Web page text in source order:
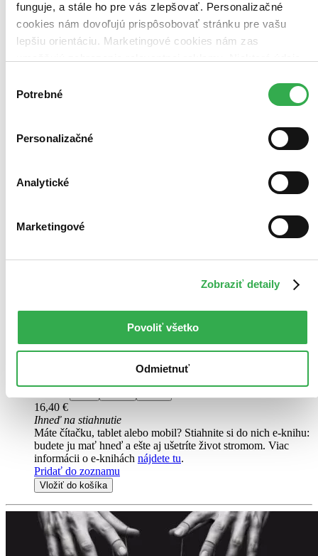
funguje, a stále ho pre vás zlepšovať. Personalizačné
cookies nám dovoľujú prispôsobovať stránku pre vašu
lepšiu orientáciu. Marketingové cookies nám zas
keby sme mohli používať všetky tieto cookies. Ďakujeme!
súhlasu
Potrebné
Personalizačné
Analytické
Marketingové
Zobraziť detaily
Povoliť všetko
Odmietnuť
TOP #4
Pohledný ďábel
Gia: Netvor z nočních můr se vplížil do reality maskovaný jako můj
šéf. Tatum Blackthorn je zosobněný Lucifer. Když odhalí moje
slabé místo, udělá mi nabídku, kterou nemůžu odmítnout, a stanu...
16,40 €
Ihneď na stiahnutie
Máte čítačku, tablet alebo mobil? Stiahnite si do nich e-knihu:
budete ju mať hneď a ešte aj ušetríte život stromom. Viac
informácii o e-knihách nájdete tu.
Pridať do zoznamu
Vložiť do košíka